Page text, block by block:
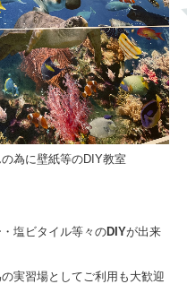
為に壁紙等のDIY教室
塩ビタイル等々のDIYが出来
実習場としてご利用も大歓迎